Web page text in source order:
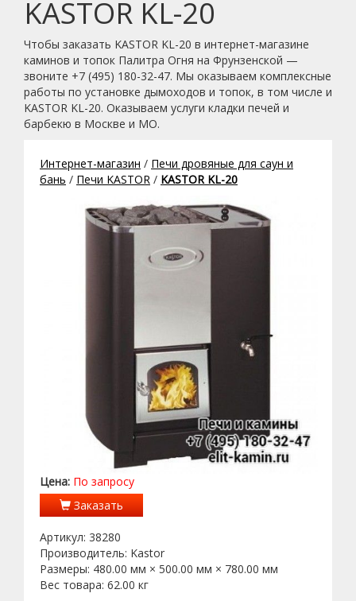
KASTOR KL-20
Чтобы заказать KASTOR KL-20 в интернет-магазине
каминов и топок Палитра Огня на Фрунзенской —
звоните +7 (495) 180-32-47. Мы оказываем комплексные
работы по установке дымоходов и топок, в том числе и
KASTOR KL-20. Оказываем услуги кладки печей и
барбекю в Москве и МО.
Интернет-магазин / Печи дровяные для саун и
бань / Печи KASTOR / KASTOR KL-20
Цена: По запросу
Заказать
Артикул: 38280
Производитель: Kastor
Размеры: 480.00 мм × 500.00 мм × 780.00 мм
Вес товара: 62.00 кг